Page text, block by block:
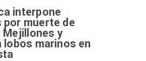
interpone
por muerte de
Mejillones y
lobos marinos en